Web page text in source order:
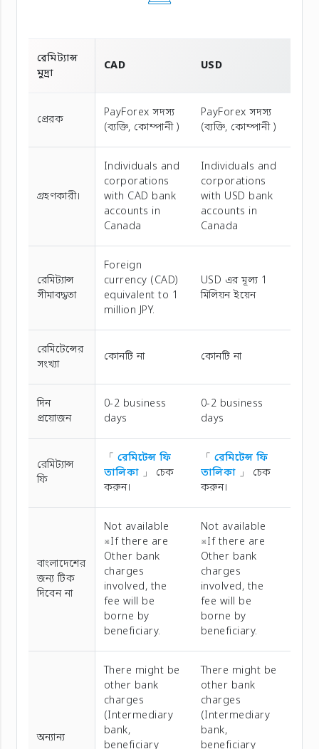
রেমিট্যান্স
মুদ্রা
CAD USD
প্রেরক
PayForex সদস্য
(ব্যক্তি, কোম্পানী )
PayForex সদস্য
(ব্যক্তি, কোম্পানী )
গ্রহণকারী।
Individuals and
corporations
with CAD bank
accounts in
Canada
Individuals and
corporations
with USD bank
accounts in
Canada
রেমিট্যান্স
সীমাবদ্ধতা
Foreign
currency (CAD)
equivalent to 1
million JPY.
USD এর মূল্য 1
মিলিয়ন ইয়েন
রেমিটেন্সের
সংখ্যা
কোনটি না কোনটি না
দিন
প্রয়োজন
0-2 business
days
0-2 business
days
রেমিট্যান্স
ফি
「 রেমিটেন্স ফি
তালিকা 」 চেক
করুন।
「 রেমিটেন্স ফি
তালিকা 」 চেক
করুন।
বাংলাদেশের
জন্য টিক
দিবেন না
Not available
※If there are
Other bank
charges
involved, the
fee will be
borne by
beneficiary.
Not available
※If there are
Other bank
charges
involved, the
fee will be
borne by
beneficiary.
অন্যান্য
There might be
other bank
charges
(Intermediary
bank,
beneficiary
There might be
other bank
charges
(Intermediary
bank,
beneficiary